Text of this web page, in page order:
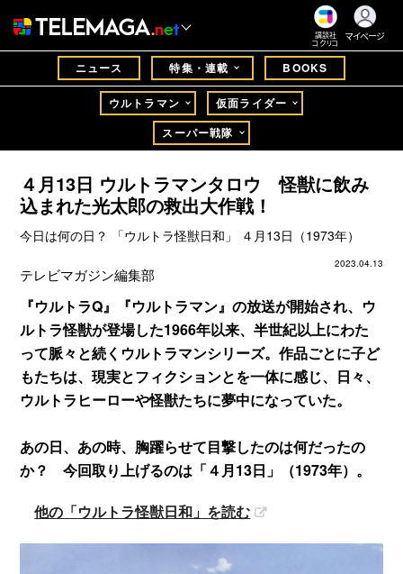
講談社
コクリコ
マイページ
ニュース 特集・連載 BOOKS
ウルトラマン
仮面ライダー
スーパー戦隊
４月13日 ウルトラマンタロウ 怪獣に飲み
込まれた光太郎の救出大作戦！
今日は何の日？ 「ウルトラ怪獣日和」 ４月13日（1973年）
2023.04.13
テレビマガジン編集部
『ウルトラQ』『ウルトラマン』の放送が開始され、ウ
ルトラ怪獣が登場した1966年以来、半世紀以上にわた
って脈々と続くウルトラマンシリーズ。作品ごとに子ど
もたちは、現実とフィクションとを一体に感じ、日々、
ウルトラヒーローや怪獣たちに夢中になっていた。
あの日、あの時、胸躍らせて目撃したのは何だったの
か？ 今回取り上げるのは「４月13日」（1973年）。
他の「ウルトラ怪獣日和」を読む